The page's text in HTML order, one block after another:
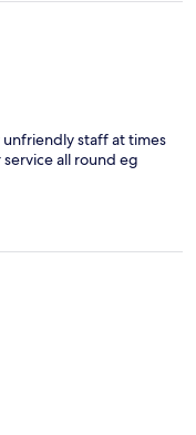
staff at times
service all round eg